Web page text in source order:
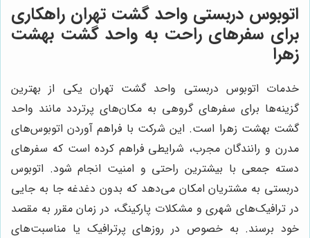
اتوبوس دربستی واحد گشت تهران راهکاری
برای سفرهای راحت به واحد گشت بهشت
زهرا
خدمات اتوبوس دربستی واحد گشت تهران یکی از بهترین
گزینه‌ها برای سفرهای گروهی به مکان‌های پرتردد مانند واحد
گشت بهشت زهرا است. این شرکت با فراهم آوردن اتوبوس‌های
مدرن و رانندگان مجرب، شرایطی فراهم کرده است که سفرهای
دسته جمعی با بیشترین راحتی و امنیت انجام شود. اتوبوس
دربستی به مشتریان امکان می‌دهد که بدون دغدغه جا به جایی
در ترافیک‌های شهری و مشکلات پارکینگ، در زمان مقرر به مقصد
خود برسند. به خصوص در روزهای پرترافیک یا مناسبت‌های